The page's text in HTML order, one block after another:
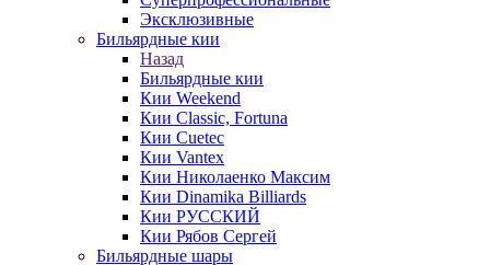
Эксклюзивные
Бильярдные кии
Назад
Бильярдные кии
Кии Weekend
Кии Classic, Fortuna
Кии Cuetec
Кии Vantex
Кии Николаенко Максим
Кии Dinamika Billiards
Кии РУССКИЙ
Кии Рябов Сергей
Бильярдные шары